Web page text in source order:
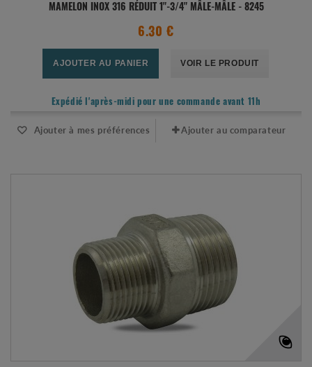
MAMELON INOX 316 RÉDUIT 1"-3/4" MÂLE-MÂLE - 8245
6.30 €
AJOUTER AU PANIER VOIR LE PRODUIT
Expédié l'après-midi pour une commande avant 11h
Ajouter à mes préférences Ajouter au comparateur